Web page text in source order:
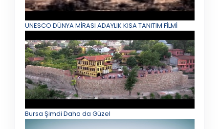
UNESCO DÜNYA MİRASI ADAYLIK KISA TANITIM FİLMİ
Bursa Şimdi Daha da Güzel